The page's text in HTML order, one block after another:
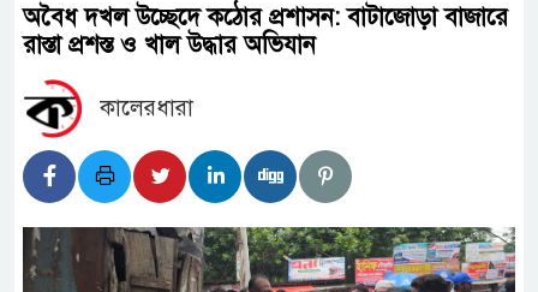
অবৈধ দখল উচ্ছেদে কঠোর প্রশাসন: বাটাজোড়া বাজারে
রাস্তা প্রশস্ত ও খাল উদ্ধার অভিযান
কালেরধারা